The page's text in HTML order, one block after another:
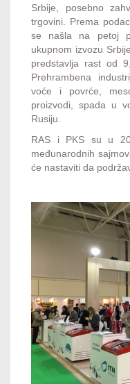
Srbije, posebno
trgovini. Prema
se našla na petoj
ukupnom izvozu
predstavlja rast od
Prehrambena
voće i povrće,
proizvodi, spada u
Rusiju.
RAS i PKS su u
međunarodnih
će nastaviti da